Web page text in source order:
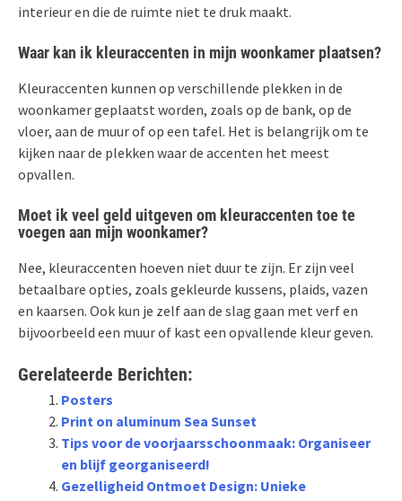
interieur en die de ruimte niet te druk maakt.
Waar kan ik kleuraccenten in mijn woonkamer plaatsen?
Kleuraccenten kunnen op verschillende plekken in de
woonkamer geplaatst worden, zoals op de bank, op de
vloer, aan de muur of op een tafel. Het is belangrijk om te
kijken naar de plekken waar de accenten het meest
opvallen.
Moet ik veel geld uitgeven om kleuraccenten toe te
voegen aan mijn woonkamer?
Nee, kleuraccenten hoeven niet duur te zijn. Er zijn veel
betaalbare opties, zoals gekleurde kussens, plaids, vazen
en kaarsen. Ook kun je zelf aan de slag gaan met verf en
bijvoorbeeld een muur of kast een opvallende kleur geven.
Gerelateerde Berichten:
Posters
Print on aluminum Sea Sunset
Tips voor de voorjaarsschoonmaak: Organiseer
en blijf georganiseerd!
Gezelligheid Ontmoet Design: Unieke